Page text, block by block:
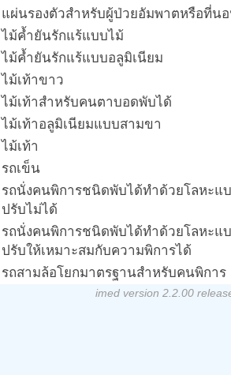
แผ่นรองตัวสำหรับผู้ป่วยอัมพาตหรือที่น
ไม้ค้ำยันรักแร้แบบไม้
ไม้ค้ำยันรักแร้แบบอลูมิเนียม
ไม้เท้าขาว
ไม้เท้าสำหรับคนตาบอดพับได้
ไม้เท้าอลูมิเนียมแบบสามขา
ไม้เท้า
รถเข็น
รถนั่งคนพิการชนิดพับได้ทำด้วยโลหะแ
ปรับไม่ได้
รถนั่งคนพิการชนิดพับได้ทำด้วยโลหะแ
ปรับให้เหมาะสมกับความพิการได้
รถสามล้อโยกมาตรฐานสำหรับคนพิการ
imed version 2.2.00